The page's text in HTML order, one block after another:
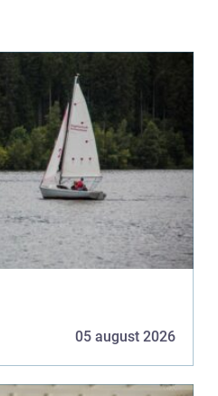
05 august 2026